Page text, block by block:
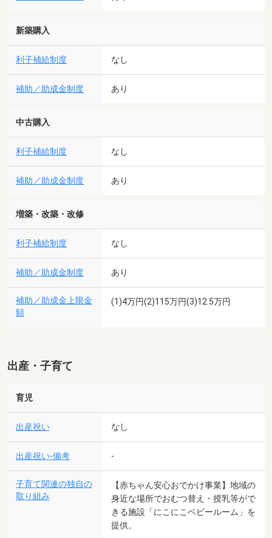
新築購入
利子補給制度 なし
補助／助成金制度 あり
中古購入
利子補給制度 なし
補助／助成金制度 あり
増築・改築・改修
利子補給制度 なし
補助／助成金制度 あり
補助／助成金上限金
額
(1)4万円(2)115万円(3)12.5万円
出産・子育て
育児
出産祝い なし
出産祝い-備考 -
子育て関連の独自の
取り組み
【赤ちゃん安心おでかけ事業】地域の
身近な場所でおむつ替え・授乳等がで
きる施設「にこにこベビールーム」を
提供。